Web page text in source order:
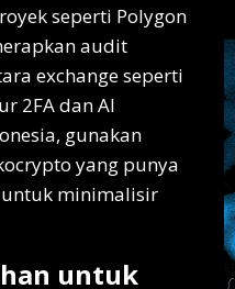
seperti Polygon
audit
exchange seperti
2FA dan AI
gunakan
yang punya
minimalisir
untuk